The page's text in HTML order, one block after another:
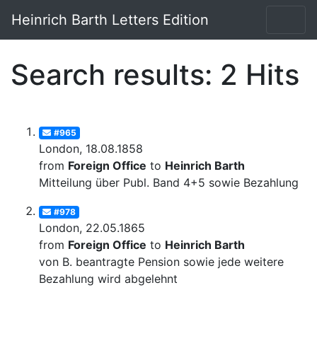
Heinrich Barth Letters Edition
Search results: 2 Hits
#965
London, 18.08.1858
from Foreign Office to Heinrich Barth
Mitteilung über Publ. Band 4+5 sowie Bezahlung
#978
London, 22.05.1865
from Foreign Office to Heinrich Barth
von B. beantragte Pension sowie jede weitere
Bezahlung wird abgelehnt